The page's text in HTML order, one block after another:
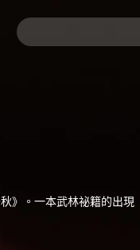
》。一本武林祕籍的出現